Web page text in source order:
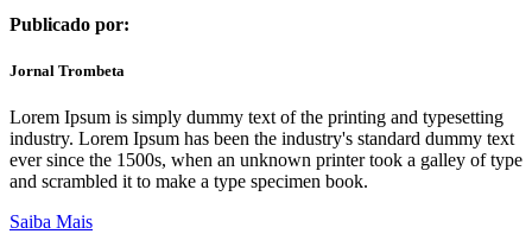
Publicado por:
Jornal Trombeta
Lorem Ipsum is simply dummy text of the printing and typesetting
industry. Lorem Ipsum has been the industry's standard dummy text
ever since the 1500s, when an unknown printer took a galley of type
and scrambled it to make a type specimen book.
Saiba Mais